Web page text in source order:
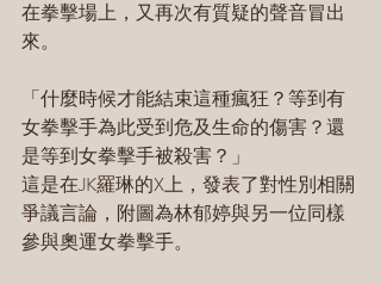
在拳擊場上，又再次有質疑的聲音冒出
來。
「什麼時候才能結束這種瘋狂？等到有
女拳擊手為此受到危及生命的傷害？還
是等到女拳擊手被殺害？」
這是在JK羅琳的X上，發表了對性別相關
爭議言論，附圖為林郁婷與另一位同樣
參與奧運女拳擊手。